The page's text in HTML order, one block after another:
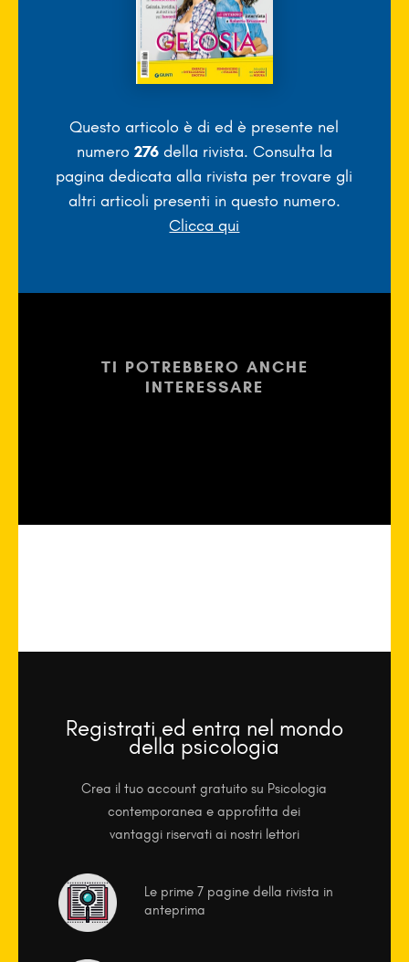
Questo articolo è died è presente nel
numero 276della rivista. Consulta la
pagina dedicata alla rivista per trovare gli
altri articoli presenti in questo numero.
Clicca qui
TI POTREBBERO ANCHE
INTERESSARE
Registrati ed entra nel mondo
della psicologia
Crea il tuo account gratuito su Psicologia
contemporanea e approfitta dei
vantaggi riservati ai nostri lettori
Le prime 7 pagine della rivista in
anteprima